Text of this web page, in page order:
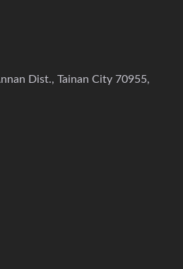
Dist., Tainan City 70955,